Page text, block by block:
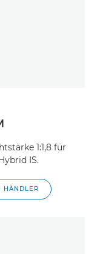
1:1,8 für
IS.
HÄNDLER